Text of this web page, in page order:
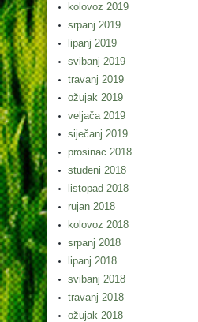
kolovoz 2019
srpanj 2019
lipanj 2019
svibanj 2019
travanj 2019
ožujak 2019
veljača 2019
siječanj 2019
prosinac 2018
studeni 2018
listopad 2018
rujan 2018
kolovoz 2018
srpanj 2018
lipanj 2018
svibanj 2018
travanj 2018
ožujak 2018